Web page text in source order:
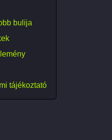
bulija
tájékoztató